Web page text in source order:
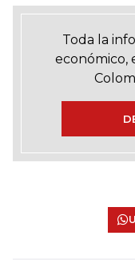
Toda la
económico,